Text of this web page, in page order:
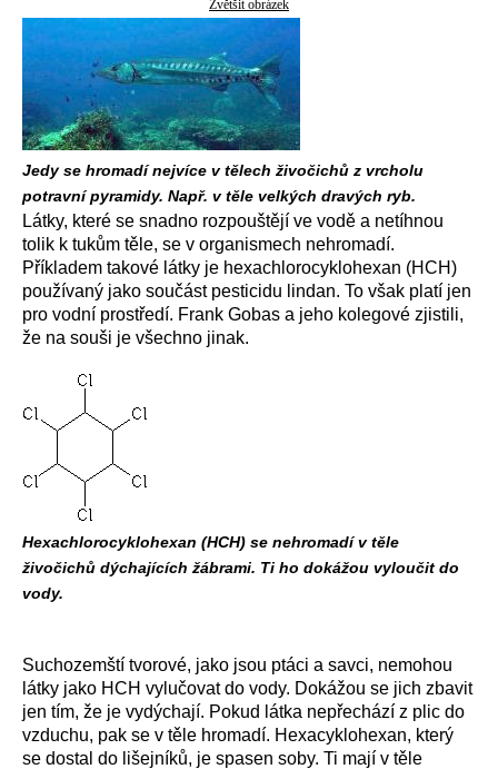
Zvětšit obrázek
Jedy se hromadí nejvíce v tělech živočichů z vrcholu
potravní pyramidy. Např. v těle velkých dravých ryb.
Látky, které se snadno rozpouštějí ve vodě a netíhnou
tolik k tukům těle, se v organismech nehromadí.
Příkladem takové látky je hexachlorocyklohexan (HCH)
používaný jako součást pesticidu lindan. To však platí jen
pro vodní prostředí. Frank Gobas a jeho kolegové zjistili,
že na souši je všechno jinak.
Hexachlorocyklohexan (HCH) se nehromadí v těle
živočichů dýchajících žábrami. Ti ho dokážou vyloučit do
vody.
Suchozemští tvorové, jako jsou ptáci a savci, nemohou
látky jako HCH vylučovat do vody. Dokážou se jich zbavit
jen tím, že je vydýchají. Pokud látka nepřechází z plic do
vzduchu, pak se v těle hromadí. Hexacyklohexan, který
se dostal do lišejníků, je spasen soby. Ti mají v těle